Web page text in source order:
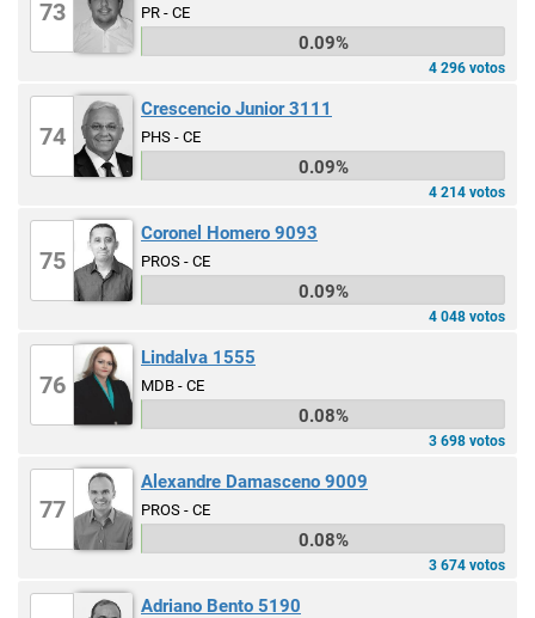
73 PR - CE
0.09%
4 296 votos
74
Crescencio Junior 3111
PHS - CE
0.09%
4 214 votos
75
Coronel Homero 9093
PROS - CE
0.09%
4 048 votos
76
Lindalva 1555
MDB - CE
0.08%
3 698 votos
77
Alexandre Damasceno 9009
PROS - CE
0.08%
3 674 votos
Adriano Bento 5190